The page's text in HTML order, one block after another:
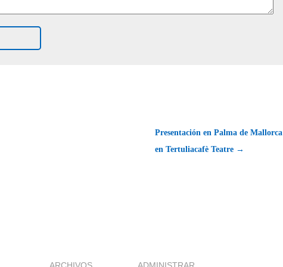
Presentación en Palma de Mallorca
en Tertuliacafè Teatre →
ARCHIVOS ADMINISTRAR